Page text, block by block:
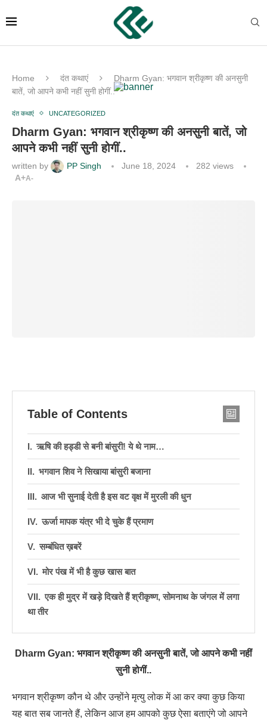
Home दंत कथाएं
Dharm Gyan: भगवान श्रीकृष्ण की अनसुनी
बातें, जो आपने कभी नहीं सुनी होगीं..
दंत कथाएं UNCATEGORIZED
Dharm Gyan: भगवान श्रीकृष्ण की अनसुनी बातें, जो
आपने कभी नहीं सुनी होगीं..
written by PP Singh June 18, 2024 282 views
A+A-
Table of Contents
ऋषि की हड्डी से बनी बांसुरी! ये थे नाम…
भगवान शिव ने सिखाया बांसुरी बजाना
आज भी सुनाई देती है इस वट वृक्ष में मुरली की धुन
ऊर्जा मापक यंत्र भी दे चुके हैं प्रमाण
सम्बंधित ख़बरें
मोर पंख में भी है कुछ खास बात
एक ही मुद्र में खड़े दिखते हैं श्रीकृष्ण, सोमनाथ के जंगल में लगा
था तीर
Dharm Gyan: भगवान श्रीकृष्ण की अनसुनी बातें, जो आपने कभी नहीं
सुनी होगीं..
भगवान श्रीकृष्ण कौन थे और उन्होंने मृत्यु लोक में आ कर क्या कुछ किया
यह बात सब जानते हैं, लेकिन आज हम आपको कुछ ऐसा बताएंगे जो आपने